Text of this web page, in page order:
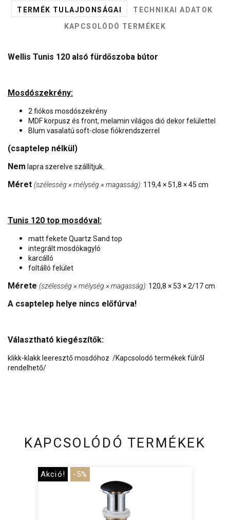
TERMÉK TULAJDONSÁGAI
TECHNIKAI ADATOK
KAPCSOLÓDÓ TERMÉKEK
Wellis Tunis 120 alsó fürdőszoba bútor
Mosdószekrény:
2 fiókos mosdószekrény
MDF korpusz és front, melamin világos dió dekor felülettel
Blum vasalatú soft-close fiókrendszerrel
(csaptelep nélkül)
Nem lapra szerelve szállítjuk.
Méret (szélesség × mélység × magasság): 119,4 × 51,8 × 45 cm
Tunis 120 top mosdóval:
matt fekete Quartz Sand top
integrált mosdókagyló
karcálló
foltálló felület
Mérete (szélesség × mélység × magasság): 120,8 × 53 × 2/17 cm
A csaptelep helye nincs előfúrva!
Választható kiegészítők:
klikk-klakk leeresztő mosdóhoz /Kapcsolodó termékek fülről
rendelhető/
KAPCSOLÓDÓ TERMÉKEK
Akció! -5%